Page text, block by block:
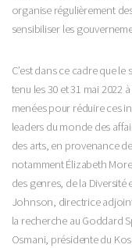
organise régulièrement
sensibiliser les
C’est dans ce cadre que
tenu les 30 et 31 mai 2022
menées pour réduire ces
leaders du monde des
des arts, en provenance
notamment Élizabeth
des genres, de la Diversité
Johnson, directrice
la recherche au Goddard
Osmani, présidente du